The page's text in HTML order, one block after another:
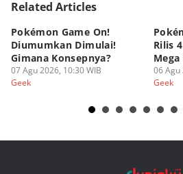
Related Articles
Pokémon Game On!
Diumumkan Dimulai!
Gimana Konsepnya?
07 Agu 2026, 10:30 WIB
Geek
Rilis
06 Agu
Geek